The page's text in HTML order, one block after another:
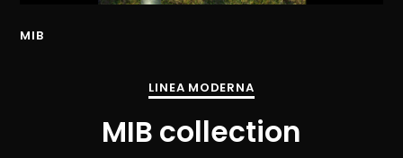
MIB
LINEA MODERNA
MIB collection